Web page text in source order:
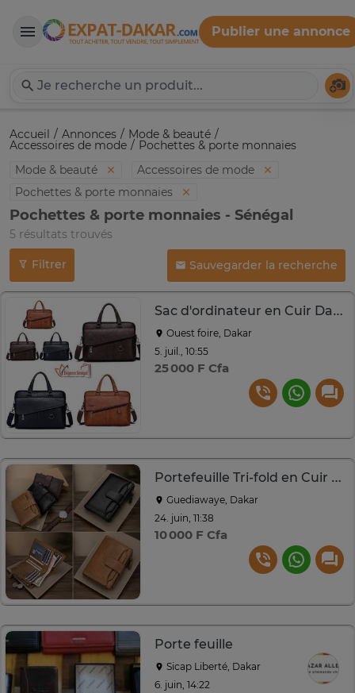
Expat-Dakar
Publier une annonce
Accueil Annonces Mode & beauté
Accessoires de mode
Pochettes & porte monnaies
Mode & beauté
Accessoires de mode
Pochettes & porte monnaies
Pochettes & porte monnaies - Sénégal
5 résultats trouvés
Filtrer Sauvegarder la recherche
Sac d'ordinateur en Cuir Dakar
Ouest foire, Dakar
5. juil., 10:55
25 000 F Cfa
Portefeuille Tri-fold en Cuir pour Homme
Guediawaye, Dakar
24. juin, 11:38
10 000 F Cfa
Porte feuille
Sicap Liberté, Dakar
6. juin, 14:22